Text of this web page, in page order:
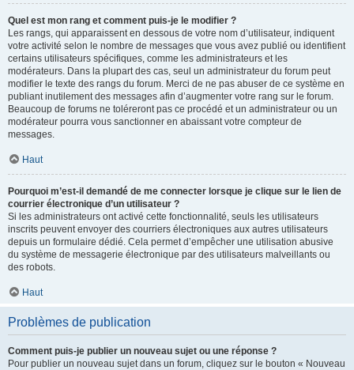
Quel est mon rang et comment puis-je le modifier ?
Les rangs, qui apparaissent en dessous de votre nom d’utilisateur, indiquent
votre activité selon le nombre de messages que vous avez publié ou identifient
certains utilisateurs spécifiques, comme les administrateurs et les
modérateurs. Dans la plupart des cas, seul un administrateur du forum peut
modifier le texte des rangs du forum. Merci de ne pas abuser de ce système en
publiant inutilement des messages afin d’augmenter votre rang sur le forum.
Beaucoup de forums ne toléreront pas ce procédé et un administrateur ou un
modérateur pourra vous sanctionner en abaissant votre compteur de
messages.
Haut
Pourquoi m’est-il demandé de me connecter lorsque je clique sur le lien de
courrier électronique d’un utilisateur ?
Si les administrateurs ont activé cette fonctionnalité, seuls les utilisateurs
inscrits peuvent envoyer des courriers électroniques aux autres utilisateurs
depuis un formulaire dédié. Cela permet d’empêcher une utilisation abusive
du système de messagerie électronique par des utilisateurs malveillants ou
des robots.
Haut
Problèmes de publication
Comment puis-je publier un nouveau sujet ou une réponse ?
Pour publier un nouveau sujet dans un forum, cliquez sur le bouton « Nouveau